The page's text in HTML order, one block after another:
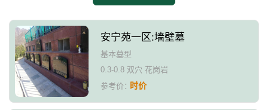
安宁苑一区:墙壁墓
基本墓型
0.3-0.8 双穴 花岗岩
参考价：时价